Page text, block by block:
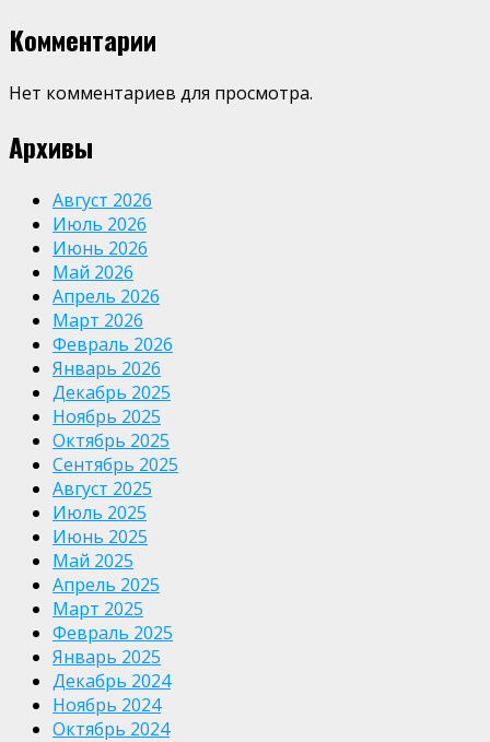
Комментарии
Нет комментариев для просмотра.
Архивы
Август 2026
Июль 2026
Июнь 2026
Май 2026
Апрель 2026
Март 2026
Февраль 2026
Январь 2026
Декабрь 2025
Ноябрь 2025
Октябрь 2025
Сентябрь 2025
Август 2025
Июль 2025
Июнь 2025
Май 2025
Апрель 2025
Март 2025
Февраль 2025
Январь 2025
Декабрь 2024
Ноябрь 2024
Октябрь 2024